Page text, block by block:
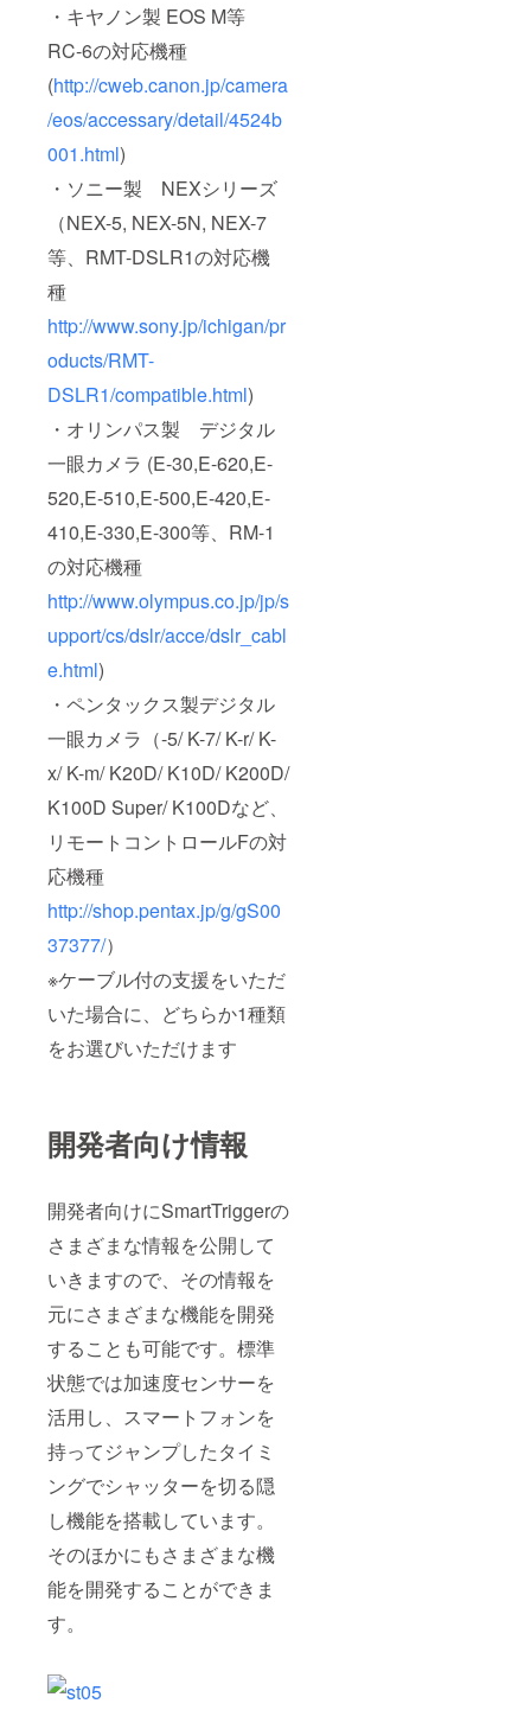
・キヤノン製 EOS M等
RC-6の対応機種
(http://cweb.canon.jp/camera
/eos/accessary/detail/4524b
001.html)
・ソニー製 NEXシリーズ
（NEX-5, NEX-5N, NEX-7
等、RMT-DSLR1の対応機
種
http://www.sony.jp/ichigan/pr
oducts/RMT-
DSLR1/compatible.html)
・オリンパス製 デジタル
一眼カメラ (E-30,E-620,E-
520,E-510,E-500,E-420,E-
410,E-330,E-300等、RM-1
の対応機種
http://www.olympus.co.jp/jp/s
upport/cs/dslr/acce/dslr_cabl
e.html)
・ペンタックス製デジタル
一眼カメラ（-5/ K-7/ K-r/ K-
x/ K-m/ K20D/ K10D/ K200D/
K100D Super/ K100Dなど、
リモートコントロールFの対
応機種
http://shop.pentax.jp/g/gS00
37377/）
※ケーブル付の支援をいただ
いた場合に、どちらか1種類
をお選びいただけます
開発者向け情報
開発者向けにSmartTriggerの
さまざまな情報を公開して
いきますので、その情報を
元にさまざまな機能を開発
することも可能です。標準
状態では加速度センサーを
活用し、スマートフォンを
持ってジャンプしたタイミ
ングでシャッターを切る隠
し機能を搭載しています。
そのほかにもさまざまな機
能を開発することができま
す。